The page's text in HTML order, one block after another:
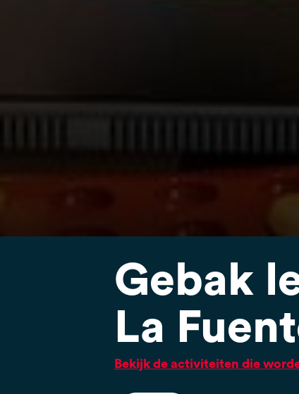
Gebak
La
Bekijk de activiteiten die